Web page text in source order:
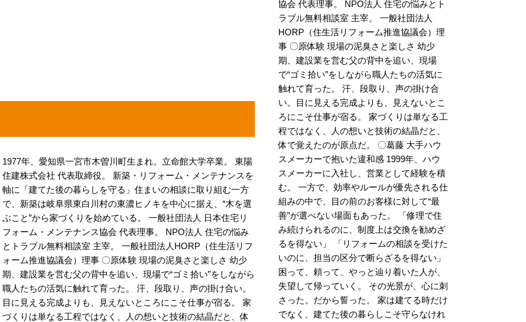
1977年、愛知県一宮市木曽川町生まれ。立命館大学卒業。 東陽
住建株式会社 代表取締役。 新築・リフォーム・メンテナンスを
軸に「建てた後の暮らしを守る」住まいの相談に取り組む一方
で、新築は岐阜県東白川村の東濃ヒノキを中心に据え、“木を選
ぶこと”から家づくりを始めている。 一般社団法人 日本住宅リ
フォーム・メンテナンス協会 代表理事。 NPO法人 住宅の悩み
とトラブル無料相談室 主宰。 一般社団法人HORP（住生活リフ
ォーム推進協議会）理事 〇原体験 現場の泥臭さと楽しさ 幼少
期、建設業を営む父の背中を追い、現場で“ゴミ拾い”をしながら
職人たちの活気に触れて育った。 汗、段取り、声の掛け合い。
目に見える完成よりも、見えないところにこそ仕事が宿る。 家
づくりは単なる工程ではなく、人の想いと技術の結晶だと、体
協会 代表理事。 NPO法人 住宅の悩みとト
ラブル無料相談室 主宰。 一般社団法人
HORP（住生活リフォーム推進協議会）理
事 〇原体験 現場の泥臭さと楽しさ 幼少
期、建設業を営む父の背中を追い、現場
で“ゴミ拾い”をしながら職人たちの活気に
触れて育った。 汗、段取り、声の掛け合
い。目に見える完成よりも、見えないとこ
ろにこそ仕事が宿る。 家づくりは単なる工
程ではなく、人の想いと技術の結晶だと、
体で覚えたのが原点だ。 〇葛藤 大手ハウ
スメーカーで抱いた違和感 1999年、ハウ
スメーカーに入社し、営業として経験を積
む。 一方で、効率やルールが優先される仕
組みの中で、目の前のお客様に対して“最
善”が選べない場面もあった。 「修理で住
み続けられるのに、制度上は交換を勧めざ
るを得ない」 「リフォームの相談を受けた
いのに、担当の区分で断らざるを得ない」
困って、頼って、やっと辿り着いた人が、
失望して帰っていく。 その光景が、心に刺
さった。だから誓った。 家は建てる時だけ
でなく、建てた後の暮らしこそ守らなけれ